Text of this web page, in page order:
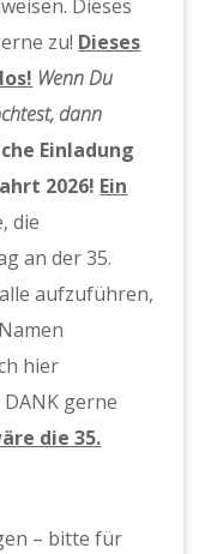
Dieses
zu! Dieses
Wenn Du
dann
Einladung
2026! Ein
die
an der 35.
aufzuführen,
hier
gerne
die 35.
– bitte für